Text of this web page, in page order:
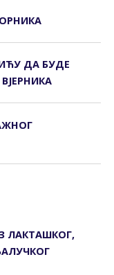
ДА БУДЕ
ЛАКТАШКОГ,